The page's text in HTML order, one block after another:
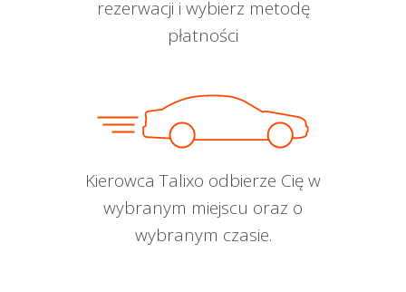
rezerwacji i wybierz metodę
płatności
Kierowca Talixo odbierze Cię w
wybranym miejscu oraz o
wybranym czasie.